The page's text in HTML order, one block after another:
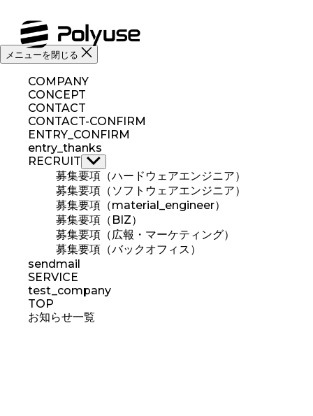
ン
ツ
メニューを閉じる
COMPANY
CONCEPT
CONTACT
CONTACT-CONFIRM
ENTRY_CONFIRM
entry_thanks
RECRUIT サ
ブ
メ
ニ
ュ
ー
を
表
募集要項（ハードウェアエンジニア）
募集要項（ソフトウェアエンジニア）
募集要項（material_engineer）
募集要項（BIZ）
募集要項（広報・マーケティング）
募集要項（バックオフィス）
sendmail
SERVICE
test_company
TOP
お知らせ一覧